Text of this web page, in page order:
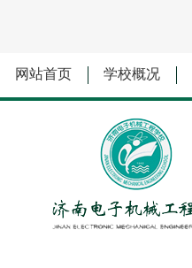
网站首页 学校概况